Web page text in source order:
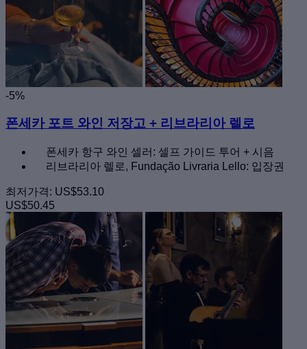
-5%
폰세카 포트 와인 저장고 + 리브라리아 렐로
폰세카 항구 와인 셀러: 셀프 가이드 투어 + 시음
리브라리아 렐로, Fundação Livraria Lello: 입장권
최저가격: US$53.10
US$50.45